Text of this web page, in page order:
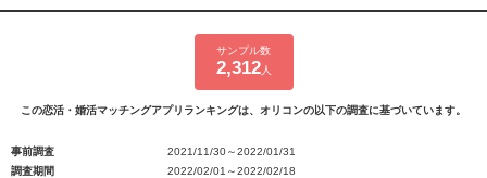
サンプル数
2,312人
この恋活・婚活マッチングアプリランキングは、オリコンの以下の調査に基づいています。
事前調査
2021/11/30～2022/01/31
調査期間
2022/02/01～2022/02/18